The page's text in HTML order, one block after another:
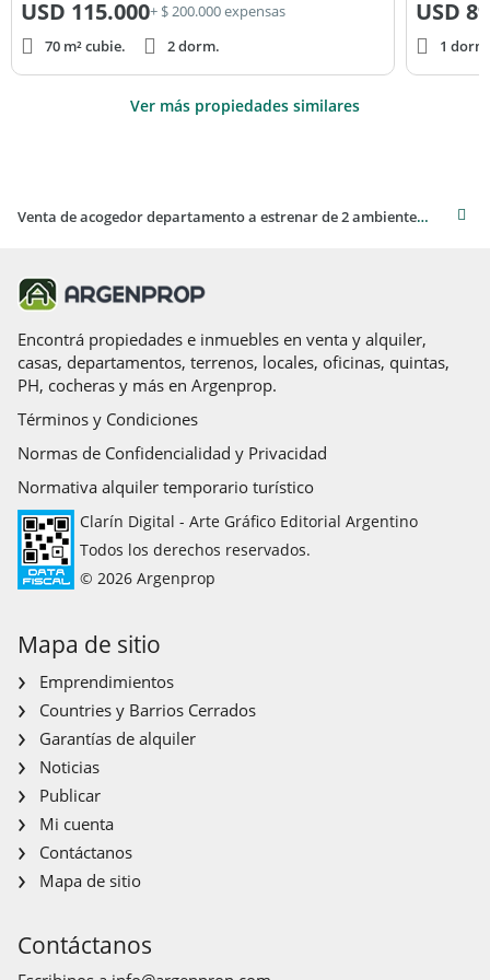
USD 115.000+ $ 200.000 expensas
70 m² cubie.
2 dorm.
USD
1
Ver más propiedades similares
Venta de acogedor departamento a estrenar de 2 ambientes en Villa Ballester
Encontrá propiedades e inmuebles en venta y alquiler,
casas, departamentos, terrenos, locales, oficinas, quintas,
PH, cocheras y más en Argenprop.
Términos y Condiciones
Normas de Confidencialidad y Privacidad
Normativa alquiler temporario turístico
Clarín Digital - Arte Gráfico Editorial Argentino
Todos los derechos reservados.
© 2026 Argenprop
Mapa de sitio
Emprendimientos
Countries y Barrios Cerrados
Garantías de alquiler
Noticias
Publicar
Mi cuenta
Contáctanos
Mapa de sitio
Contáctanos